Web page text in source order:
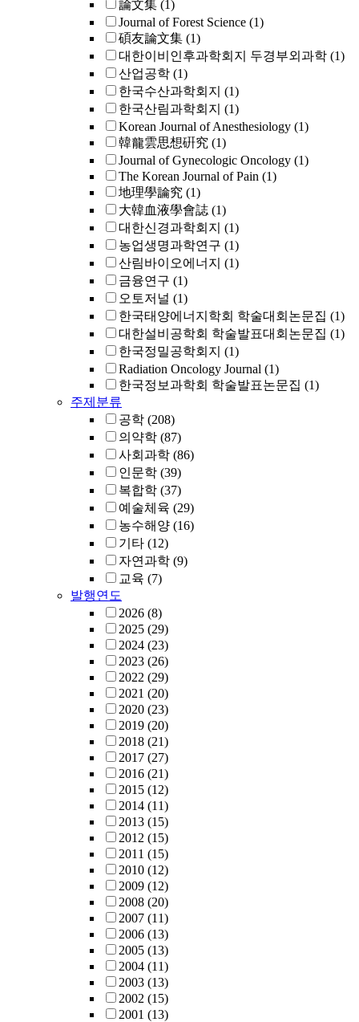
論文集 (1)
Journal of Forest Science (1)
碩友論文集 (1)
대한이비인후과학회지 두경부외과학 (1)
산업공학 (1)
한국수산과학회지 (1)
한국산림과학회지 (1)
Korean Journal of Anesthesiology (1)
韓龍雲思想硏究 (1)
Journal of Gynecologic Oncology (1)
The Korean Journal of Pain (1)
地理學論究 (1)
大韓血液學會誌 (1)
대한신경과학회지 (1)
농업생명과학연구 (1)
산림바이오에너지 (1)
금융연구 (1)
오토저널 (1)
한국태양에너지학회 학술대회논문집 (1)
대한설비공학회 학술발표대회논문집 (1)
한국정밀공학회지 (1)
Radiation Oncology Journal (1)
한국정보과학회 학술발표논문집 (1)
주제분류
공학 (208)
의약학 (87)
사회과학 (86)
인문학 (39)
복합학 (37)
예술체육 (29)
농수해양 (16)
기타 (12)
자연과학 (9)
교육 (7)
발행연도
2026 (8)
2025 (29)
2024 (23)
2023 (26)
2022 (29)
2021 (20)
2020 (23)
2019 (20)
2018 (21)
2017 (27)
2016 (21)
2015 (12)
2014 (11)
2013 (15)
2012 (15)
2011 (15)
2010 (12)
2009 (12)
2008 (20)
2007 (11)
2006 (13)
2005 (13)
2004 (11)
2003 (13)
2002 (15)
2001 (13)